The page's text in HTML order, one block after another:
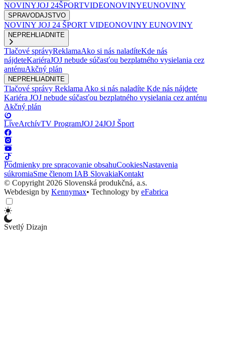
NOVINYJOJ 24ŠPORTVIDEONOVINYEUNOVINY
SPRAVODAJSTVO
NOVINY JOJ 24 ŠPORT VIDEONOVINY EUNOVINY
NEPREHLIADNITE
Tlačové správyReklamaAko si nás naladíteKde nás
nájdeteKariéraJOJ nebude súčasťou bezplatného vysielania cez
anténuAkčný plán
NEPREHLIADNITE
Tlačové správy Reklama Ako si nás naladíte Kde nás nájdete
Kariéra JOJ nebude súčasťou bezplatného vysielania cez anténu
Akčný plán
LiveArchívTV ProgramJOJ 24JOJ Šport
Podmienky pre spracovanie obsahuCookiesNastavenia
súkromiaSme členom IAB SlovakiaKontakt
© Copyright 2026 Slovenská produkčná, a.s.
Webdesign by Kennymax• Technology by eFabrica
Svetlý Dizajn